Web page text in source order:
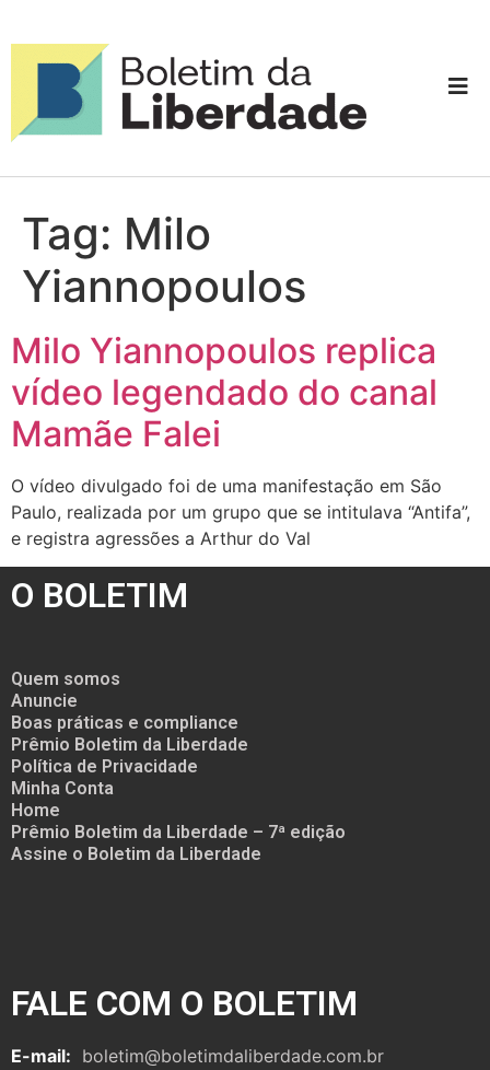
Tag: Milo
Yiannopoulos
Milo Yiannopoulos replica
vídeo legendado do canal
Mamãe Falei
O vídeo divulgado foi de uma manifestação em São
Paulo, realizada por um grupo que se intitulava “Antifa”,
e registra agressões a Arthur do Val
O BOLETIM
Quem somos
Anuncie
Boas práticas e compliance
Prêmio Boletim da Liberdade
Política de Privacidade
Minha Conta
Home
Prêmio Boletim da Liberdade – 7ª edição
Assine o Boletim da Liberdade
FALE COM O BOLETIM
E-mail: boletim@boletimdaliberdade.com.br